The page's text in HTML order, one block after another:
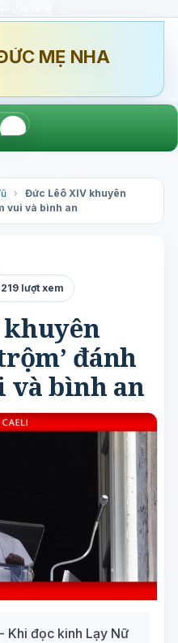
MẸ NHA
›
Đức Lêô XIV khuyên
vui và bình an
lượt xem
đánh
và bình an
Khi đọc kinh Lạy Nữ